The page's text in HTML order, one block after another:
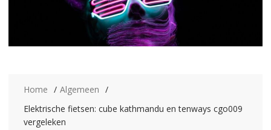
Home
Algemeen
Elektrische fietsen: cube kathmandu en tenways cgo009
vergeleken